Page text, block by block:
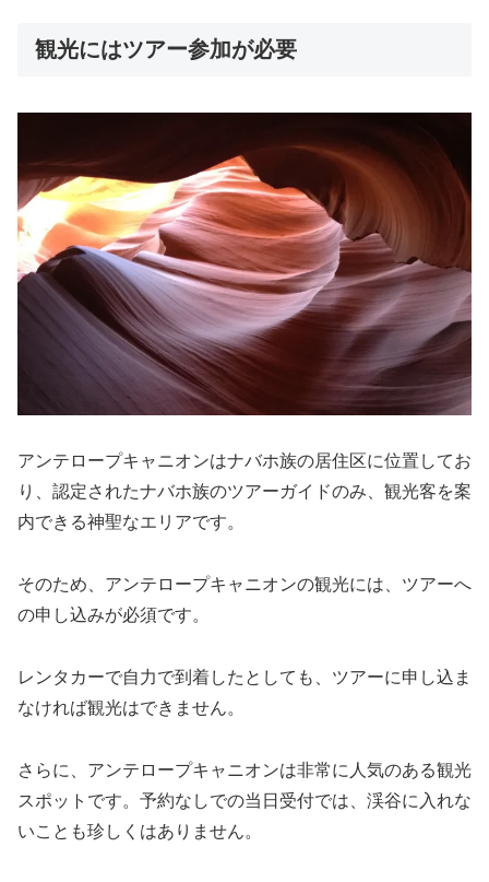
観光にはツアー参加が必要
アンテロープキャニオンはナバホ族の居住区に位置してお
り、認定されたナバホ族のツアーガイドのみ、観光客を案
内できる神聖なエリアです。
そのため、アンテロープキャニオンの観光には、ツアーへ
の申し込みが必須です。
レンタカーで自力で到着したとしても、ツアーに申し込ま
なければ観光はできません。
さらに、アンテロープキャニオンは非常に人気のある観光
スポットです。予約なしでの当日受付では、渓谷に入れな
いことも珍しくはありません。